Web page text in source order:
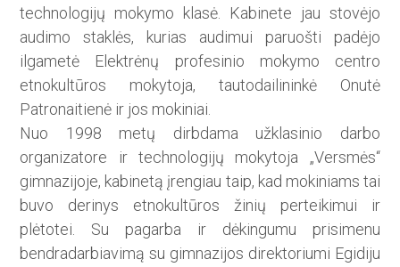
technologijų mokymo klasė. Kabinete jau stovėjo
audimo staklės, kurias audimui paruoš­ti padėjo
ilgametė Elektrėnų profesinio mokymo centro
etnokultūros mokytoja, tautodailininkė Onutė
Patronaitienė ir jos mokiniai.
Nuo 1998 metų dirbdama užklasinio darbo
organizatore ir technologijų mokytoja „Versmės“
gimnazijoje, kabinetą įrengiau taip, kad mokiniams tai
buvo derinys etnokultūros žinių perteikimui ir
plėtotei. Su pagarba ir dėkingumu pri­simenu
bendradarbiavimą su gimna­zijos direktoriumi Egidiju